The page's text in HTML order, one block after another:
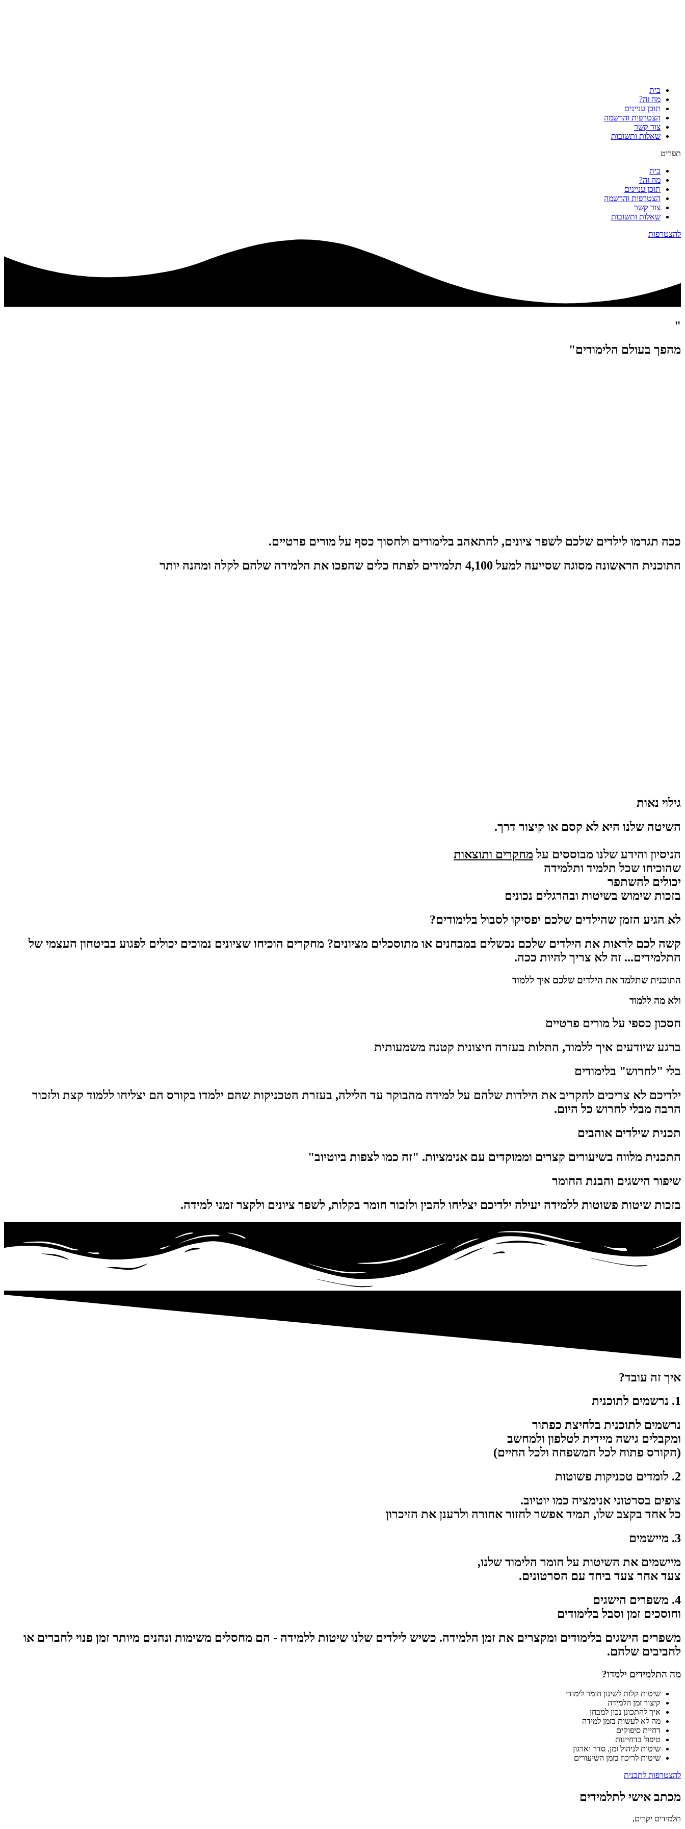
בית
מה זה?
תוכן עניינים
הצטרפות והרשמה
צור קשר
שאלות ותשובות
תפריט
בית
מה זה?
תוכן עניינים
הצטרפות והרשמה
צור קשר
שאלות ותשובות
להצטרפות
"
מהפך בעולם הלימודים"
ככה תגרמו לילדים שלכם לשפר ציונים, להתאהב בלימודים ולחסוך כסף על מורים פרטיים.
התוכנית הראשונה מסוגה שסייעה למעל 4,100 תלמידים לפתח כלים שהפכו את הלמידה שלהם לקלה ומהנה יותר
גילוי נאות
השיטה שלנו היא לא קסם או קיצור דרך.
הניסיון והידע שלנו מבוססים על מחקרים ותוצאות
שהוכיחו שכל תלמיד ותלמידה
יכולים להשתפר
בזכות שימוש בשיטות ובהרגלים נכונים
לא הגיע הזמן שהילדים שלכם יפסיקו לסבול בלימודים?
קשה לכם לראות את הילדים שלכם נכשלים במבחנים או מתוסכלים מציונים? מחקרים הוכיחו שציונים נמוכים יכולים לפגוע בביטחון העצמי של
התלמידים... זה לא צריך להיות ככה.
התוכנית שתלמד את הילדים שלכם איך ללמוד
ולא מה ללמוד
חסכון כספי על מורים פרטיים
ברגע שיודעים איך ללמוד, התלות בעזרה חיצונית קטנה משמעותית
בלי "לחרוש" בלימודים
ילדיכם לא צריכים להקריב את הילדות שלהם על למידה מהבוקר עד הלילה, בעזרת הטכניקות שהם ילמדו בקורס הם יצליחו ללמוד קצת ולזכור
הרבה מבלי לחרוש כל היום.
תכנית שילדים אוהבים
התכנית מלווה בשיעורים קצרים וממוקדים עם אנימציות. "זה כמו לצפות ביוטיוב"
שיפור הישגים והבנת החומר
בזכות שיטות פשוטות ללמידה יעילה ילדיכם יצליחו להבין ולזכור חומר בקלות, לשפר ציונים ולקצר זמני למידה.
איך זה עובד?
1. נרשמים לתוכנית
נרשמים לתוכנית בלחיצת כפתור
ומקבלים גישה מיידית לטלפון ולמחשב
(הקורס פתוח לכל המשפחה ולכל החיים)
2. לומדים טכניקות פשוטות
צופים בסרטוני אנימציה כמו יוטיוב.
כל אחד בקצב שלו, תמיד אפשר לחזור אחורה ולרענן את הזיכרון
3. מיישמים
מיישמים את השיטות על חומר הלימוד שלנו,
צעד אחר צעד ביחד עם הסרטונים.
4. משפרים הישגים
וחוסכים זמן וסבל בלימודים
משפרים הישגים בלימודים ומקצרים את זמן הלמידה. כשיש לילדים שלנו שיטות ללמידה - הם מחסלים משימות ונהנים מיותר זמן פנוי לחברים או
לחביבים שלהם.
מה התלמידים ילמדו?
שיטות קלות לשינון חומר לימודי
קיצור זמן הלמידה
איך להתכונן נכון למבחן
מה לא לעשות בזמן למידה
דחיית סיפוקים
טיפול בדחיינות
שיטות לניהול זמן, סדר וארגון
שיטות לריכוז בזמן השיעורים
להצטרפות לתכנית
מכתב אישי לתלמידים
תלמידים יקרים,